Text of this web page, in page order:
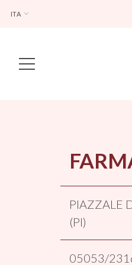
ITA
Main
PIAZZALE
(PI)
05053/